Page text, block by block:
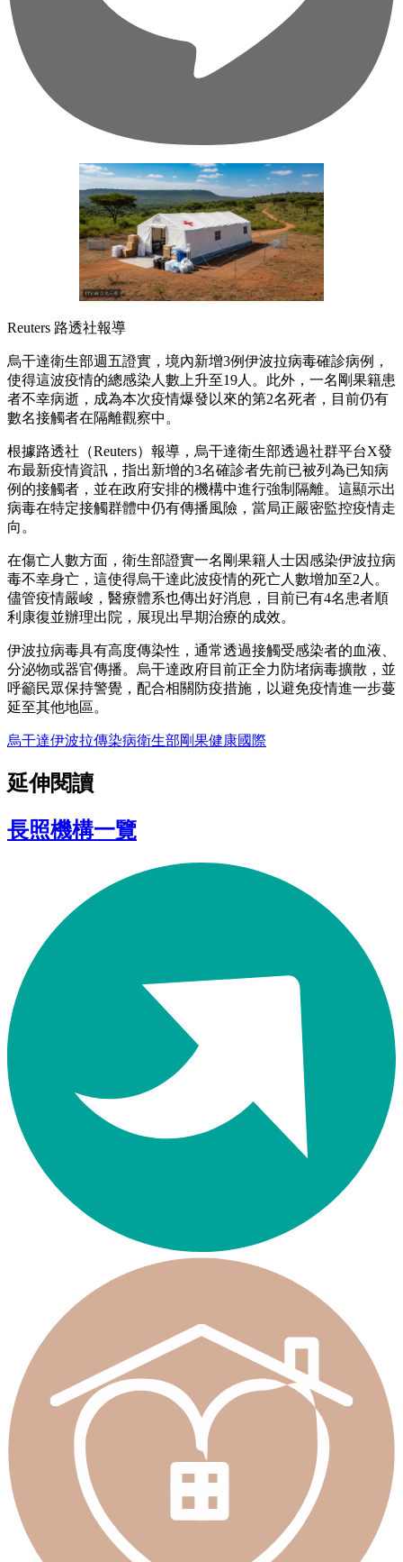
Reuters 路透社報導
烏干達衛生部週五證實，境內新增3例伊波拉病毒確診病例，
使得這波疫情的總感染人數上升至19人。此外，一名剛果籍患
者不幸病逝，成為本次疫情爆發以來的第2名死者，目前仍有
數名接觸者在隔離觀察中。
根據路透社（Reuters）報導，烏干達衛生部透過社群平台X發
布最新疫情資訊，指出新增的3名確診者先前已被列為已知病
例的接觸者，並在政府安排的機構中進行強制隔離。這顯示出
病毒在特定接觸群體中仍有傳播風險，當局正嚴密監控疫情走
向。
在傷亡人數方面，衛生部證實一名剛果籍人士因感染伊波拉病
毒不幸身亡，這使得烏干達此波疫情的死亡人數增加至2人。
儘管疫情嚴峻，醫療體系也傳出好消息，目前已有4名患者順
利康復並辦理出院，展現出早期治療的成效。
伊波拉病毒具有高度傳染性，通常透過接觸受感染者的血液、
分泌物或器官傳播。烏干達政府目前正全力防堵病毒擴散，並
呼籲民眾保持警覺，配合相關防疫措施，以避免疫情進一步蔓
延至其他地區。
烏干達伊波拉傳染病衛生部剛果健康國際
延伸閱讀
長照機構一覽